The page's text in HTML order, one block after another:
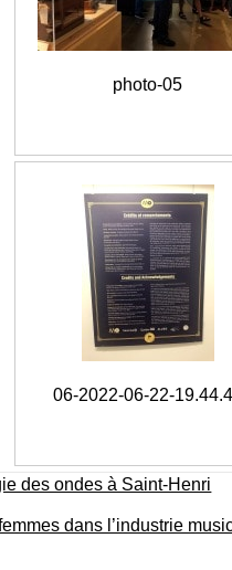
photo-05
06-2022-06-22-
des ondes à Saint-Henri
dans l’industrie